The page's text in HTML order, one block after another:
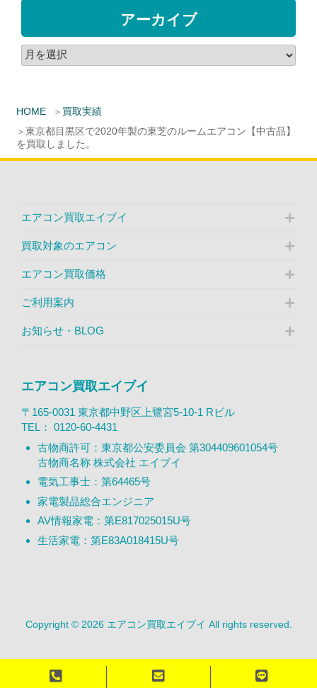
HOME
買取実績
東京都目黒区で2020年製の東芝のルームエアコン【中古品】
を買取しました。
アーカイブ
エアコン買取エイブイ
買取対象のエアコン
エアコン買取価格
ご利用案内
お知らせ・BLOG
エアコン買取エイブイ
〒165-0031 東京都中野区上鷺宮5-10-1 Rビル
TEL： 0120-60-4431
古物商許可：東京都公安委員会 第304409601054号
古物商名称 株式会社 エイブイ
電気工事士：第64465号
家電製品総合エンジニア
AV情報家電：第E817025015U号
生活家電：第E83A018415U号
Copyright © 2026 エアコン買取エイブイ All rights reserved.